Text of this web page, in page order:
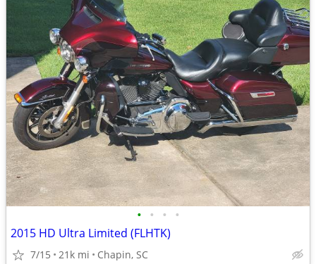
• • • •
2015 HD Ultra Limited (FLHTK)
7/15 21k mi Chapin, SC